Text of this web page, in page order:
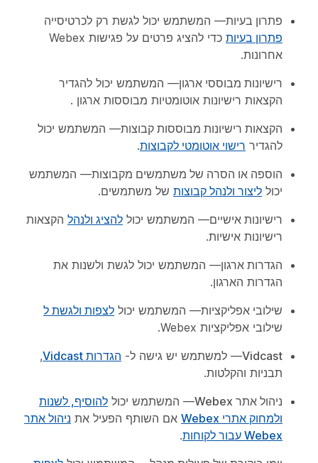
פתרון בעיות— המשתמש יכול לגשת רק לכרטיסייה
פתרון בעיות
כדי להציג פרטים על פגישות Webex
אחרונות.
רישיונות מבוססי ארגון— המשתמש יכול להגדיר
הקצאות רישיונות אוטומטיות מבוססות ארגון .
הקצאות רישיונות מבוססות קבוצות— המשתמש יכול
להגדיר רישוי אוטומטי לקבוצות.
הוספה או הסרה של משתמשים מקבוצות— המשתמש
יכול ליצור ולנהל קבוצות של משתמשים.
רישיונות אישיים— המשתמש יכול להציג ולנהל הקצאות
רישיונות אישיות.
הגדרות ארגון— המשתמש יכול לגשת ולשנות את
הגדרות הארגון.
שילובי אפליקציות— המשתמש יכול לצפות ולגשת ל
שילובי אפליקציות Webex.
Vidcast— למשתמש יש גישה ל- הגדרות Vidcast
,
תבניות והקלטות.
ניהול אתר Webex
— המשתמש יכול להוסיף, לשנות
ולמחוק אתרי Webex
אם השותף הפעיל את ניהול אתר
Webex עבור לקוחות
.